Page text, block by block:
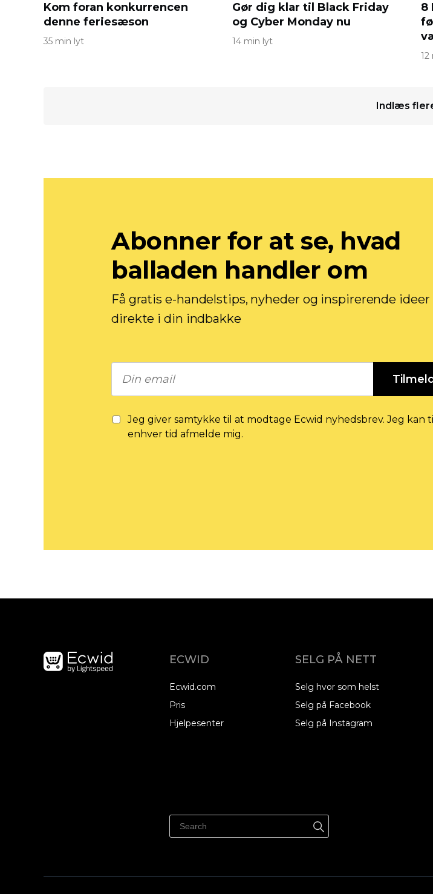
Kom foran konkurrencen
denne feriesæson
35 min lyt
Gør dig klar til Black Friday
og Cyber ​​Monday nu
14 min lyt
8
Indlæs
Abonner for at se, hvad
balladen handler om
Få gratis e-handelstips, nyheder og inspirerende ideer
direkte i din indbakke
Jeg giver samtykke til at modtage Ecwid nyhedsbrev. Jeg kan til
enhver tid afmelde mig.
ECWID
Ecwid.com
Pris
Hjelpesenter
SELG PÅ NETT
Selg hvor som helst
Selg på Facebook
Selg på Instagram